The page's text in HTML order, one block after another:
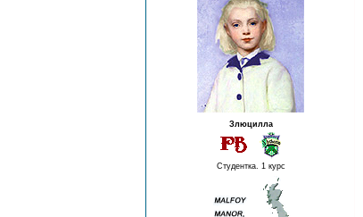
Злюцилла
Студентка. 1 курс